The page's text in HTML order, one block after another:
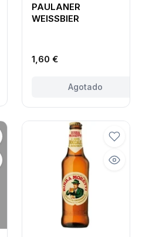
PAULANER
WEISSBIER
1,60 €
Agotado